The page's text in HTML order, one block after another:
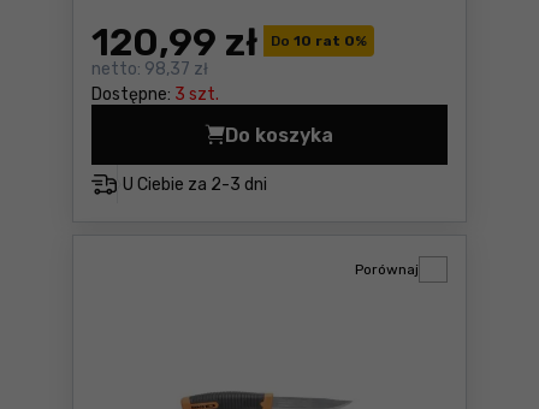
Do 10 rat 0%
120,99 zł
netto: 98,37 zł
Dostępne: 3 szt.
U Ciebie za 2-3 dni
Do koszyka
Piła ręczna do drewna
Porównaj